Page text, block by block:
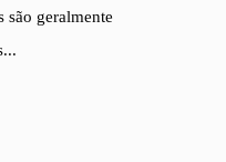
são geralmente